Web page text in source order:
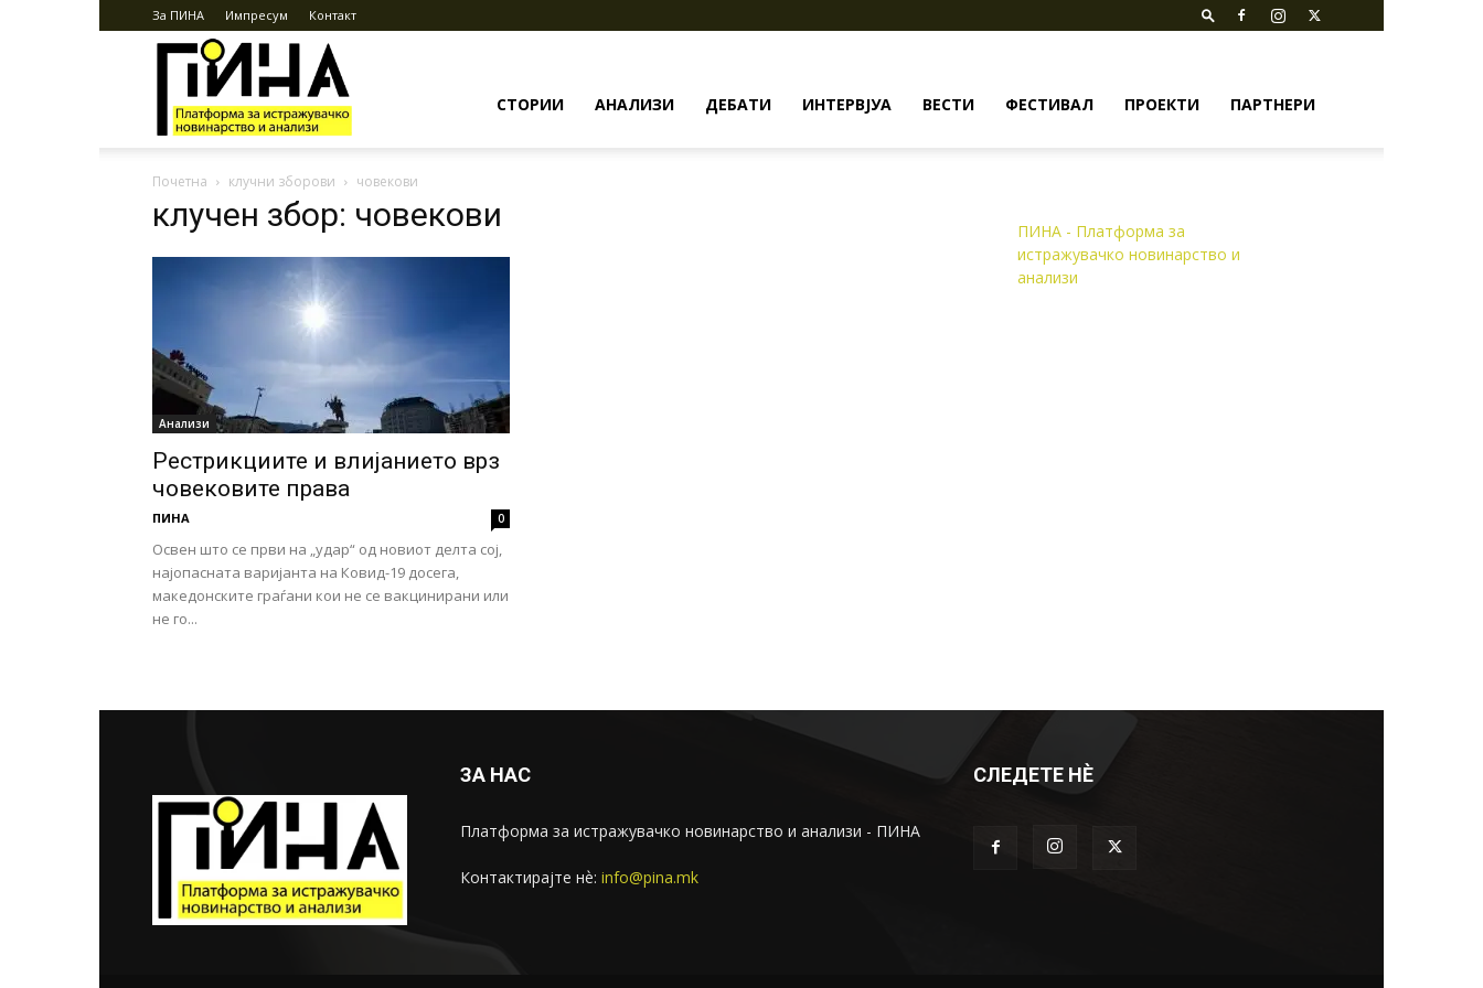
За ПИНА Импресум Контакт
СТОРИИ АНАЛИЗИ ДЕБАТИ ИНТЕРВЈУА ВЕСТИ ФЕСТИВАЛ ПРОЕКТИ ПАРТНЕРИ
Почетна клучни зборови човекови
клучен збор: човекови
Анализи
Рестрикциите и влијанието врз
човековите права
ПИНА 0
Освен што се први на „удар“ од новиот делта сој,
најопасната варијанта на Ковид-19 досега,
македонските граѓани кои не се вакцинирани или
не го...
ПИНА - Платформа за
истражувачко новинарство и
анализи
ЗА НАС
Платформа за истражувачко новинарство и анализи - ПИНА
Контактирајте нѐ: info@pina.mk
СЛЕДЕТЕ НЀ